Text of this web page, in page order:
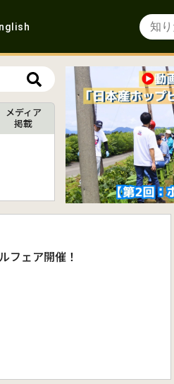
メディア
掲載
フェア開催！